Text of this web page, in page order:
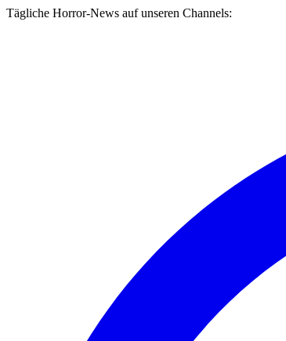
Tägliche Horror-News auf unseren Channels: